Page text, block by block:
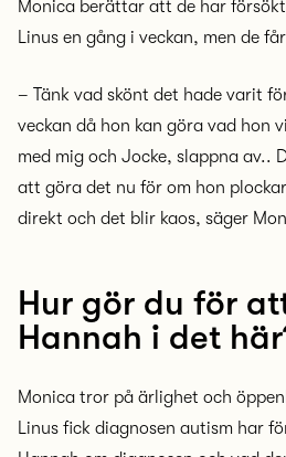
Monica berättar att de har
Linus en gång i veckan, men de
– Tänk vad skönt det hade varit
veckan då hon kan göra vad hon
med mig och Jocke, slappna av..
att göra det nu för om hon
direkt och det blir kaos, säger
Hur gör du för
Hannah i det
Monica tror på ärlighet och
Linus fick diagnosen autism har